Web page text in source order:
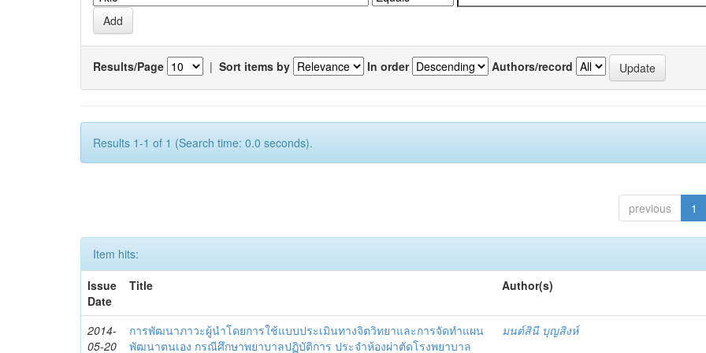
Results/Page | Sort items by In order Authors/record
Results 1-1 of 1 (Search time: 0.0 seconds).
previous 1
Item hits:
Issue
Date
Title Author(s)
2014-
05-20
การพัฒนาภาวะผู้นำโดยการใช้แบบประเมินทางจิตวิทยาและการจัดทำแผน
พัฒนาตนเอง กรณีศึกษาพยาบาลปฏิบัติการ ประจำห้องผ่าตัดโรงพยาบาล
มนต์สินี บุญสิงห์